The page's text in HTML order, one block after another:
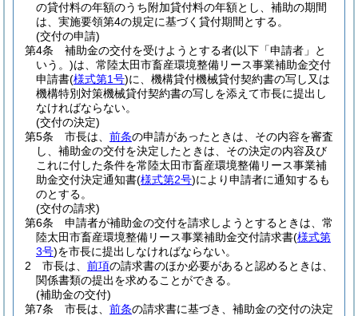
の貸付料の年額のうち附加貸付料の年額とし、補助の期間
は、実施要領第4の規定に基づく貸付期間とする。
(交付の申請)
第4条
補助金の交付を受けようとする者(以下「申請者」と
いう。)は、常陸太田市畜産環境整備リース事業補助金交付
申請書(様式第1号)に、機構貸付機械貸付契約書の写し又は
機構特別対策機械貸付契約書の写しを添えて市長に提出し
なければならない。
(交付の決定)
第5条
市長は、 前条の申請があったときは、その内容を審査
し、補助金の交付を決定したときは、その決定の内容及び
これに付した条件を常陸太田市畜産環境整備リース事業補
助金交付決定通知書(様式第2号)により申請者に通知するも
のとする。
(交付の請求)
第6条
申請者が補助金の交付を請求しようとするときは、常
陸太田市畜産環境整備リース事業補助金交付請求書(様式第
3号)を市長に提出しなければならない。
2
市長は、 前項の請求書のほか必要があると認めるときは、
関係書類の提出を求めることができる。
(補助金の交付)
第7条
市長は、 前条の請求書に基づき、補助金の交付の決定